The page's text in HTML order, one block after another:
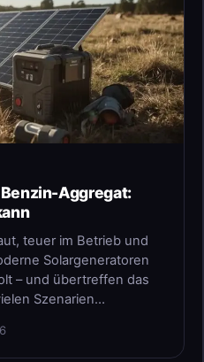
Aggregat:
teuer im Betrieb und
Solargeneratoren
– und übertreffen das
Szenarien…